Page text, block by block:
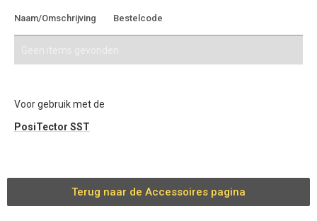
Naam/Omschrijving Bestelcode
Voor gebruik met de
PosiTector SST
Terug naar de Accessoires pagina